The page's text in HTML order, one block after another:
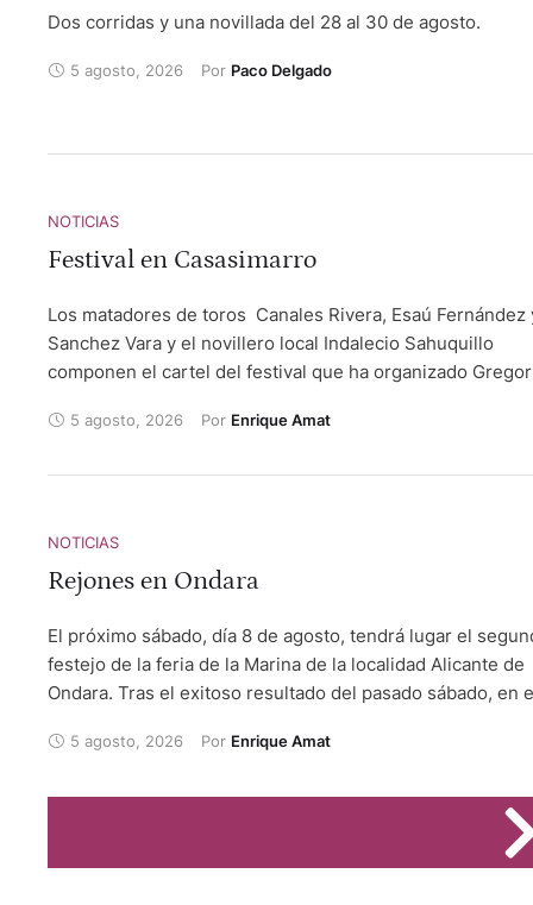
Dos corridas y una novillada del 28 al 30 de agosto.
5 agosto, 2026 Por Paco Delgado
NOTICIAS
Festival en Casasimarro
Los matadores de toros Canales Rivera, Esaú Fernández
Sanchez Vara y el novillero local Indalecio Sahuquillo
componen el cartel del festival que ha organizado
plaza conquense de Casasimarro. Será el día 24 de
5 agosto, 2026 Por Enrique Amat
NOTICIAS
Rejones en Ondara
El próximo sábado, día 8 de agosto, tendrá lugar el
festejo de la feria de la Marina de la localidad Alicante de
Ondara. Tras el exitoso resultado del pasado sábado, en
abrieron la puerta grande, el esta ocasión, la empresa
mismo van a intervenir el rejoneador de Benidorm Andy
Cartagena, la francesa Lea Vicens y Guillermo Hermoso
5 agosto, 2026 Por Enrique Amat